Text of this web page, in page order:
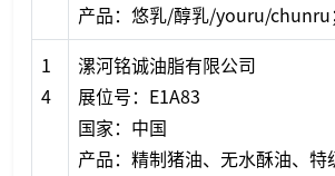
产品：悠乳/醇乳/youru/chunru
1
4
漯河铭诚油脂有限公司
展位号：E1A83
国家：中国
产品：精制猪油、无水酥油、